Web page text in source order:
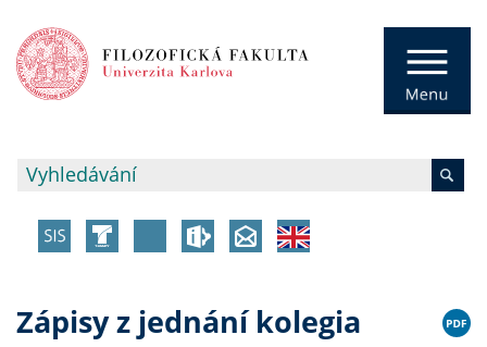
Zápisy z jednání kolegia